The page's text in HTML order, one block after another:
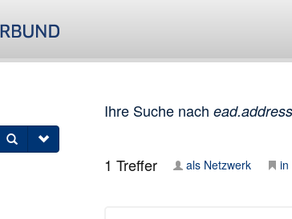
Ihre Suche nach
1 Treffer als Netzwerk in